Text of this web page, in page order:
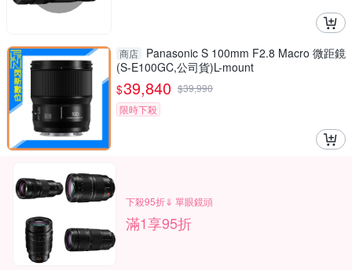
商店
Panasonic S 100mm F2.8 Macro 微距鏡
(S-E100GC,公司貨)L-mount
$39,840 $39,990
限時下殺
下殺95折⇓ 單眼鏡頭
滿1享95折